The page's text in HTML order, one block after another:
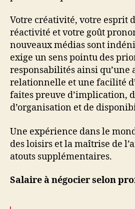
Votre créativité, votre esprit
réactivité et votre goût
nouveaux médias sont
exige un sens pointu des
responsabilités ainsi qu’une
relationnelle et une facilité
faites preuve d’implication,
d’organisation et de
Une expérience dans le
des loisirs et la maîtrise de
atouts supplémentaires.
Salaire à négocier selon